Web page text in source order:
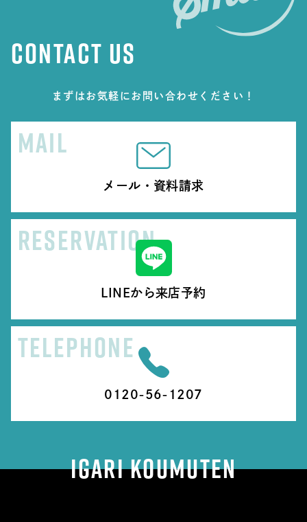
CONTACT US
まずはお気軽にお問い合わせください！
MAIL
メール・資料請求
RESERVATION
LINEから来店予約
TELEPHONE
0120-56-1207
IGARI KOUMUTEN